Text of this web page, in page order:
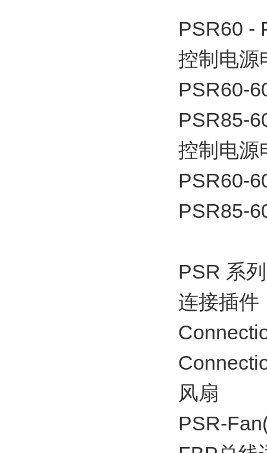
PSR60 -
控制电源
PSR60-
PSR85-
控制电源
PSR60-
PSR85-
PSR 系
连接插件
风扇
PSR-